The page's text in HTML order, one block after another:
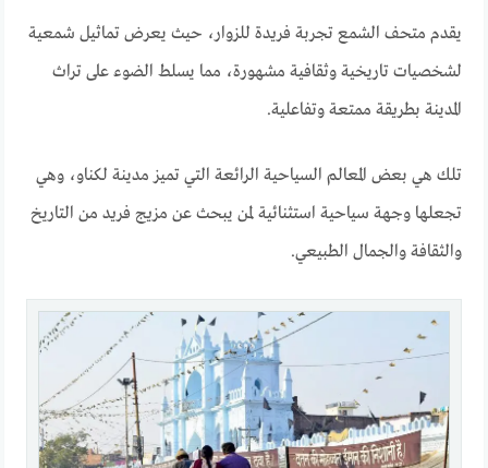
يقدم متحف الشمع تجربة فريدة للزوار، حيث يعرض تماثيل شمعية
لشخصيات تاريخية وثقافية مشهورة، مما يسلط الضوء على تراث
المدينة بطريقة ممتعة وتفاعلية.
تلك هي بعض المعالم السياحية الرائعة التي تميز مدينة لكناو، وهي
تجعلها وجهة سياحية استثنائية لمن يبحث عن مزيج فريد من التاريخ
والثقافة والجمال الطبيعي.